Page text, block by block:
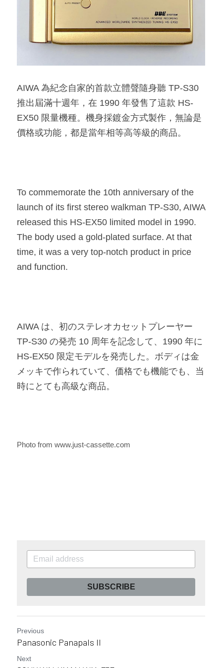
AIWA 為紀念自家的首款立體聲隨身聽 TP-S30
推出屆滿十週年，在 1990 年發售了這款 HS-
EX50 限量機種。機身採鍍金方式製作，無論是
價格或功能，都是當年相等高等級的商品。​
To commemorate the 10th anniversary of the
launch of its first stereo walkman TP-S30, AIWA
released this HS-EX50 limited model in 1990.
The body used a gold-plated surface. At that
time, it was a very top-notch product in price
and function.​
AIWA は、初のステレオカセットプレーヤー
TP-S30 の発売 10 周年を記念して、1990 年に
HS-EX50 限定モデルを発売した。ボディは金
メッキで作られていて、価格でも機能でも、当
時にとても高級な商品。​
Photo from www.just-cassette.com
SUBSCRIBE
Previous
Panasonic Panapals II​
Next